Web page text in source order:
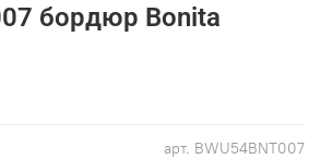
арт. BWU54BNT007
бордюр Bonita